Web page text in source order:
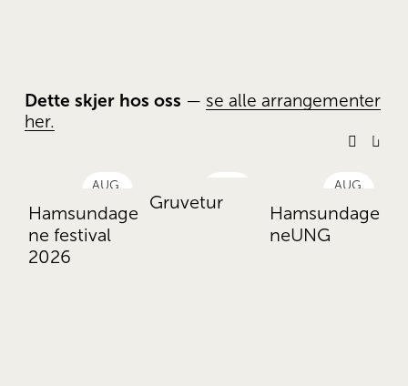
Dette skjer hos oss — se alle arrangementer
her.
AUG.
4.
Hamsundage
ne festival
2026
6.
Gruvetur
AUG.
7.
Hamsundage
neUNG